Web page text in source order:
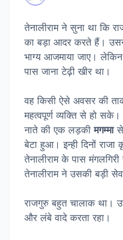
तेनालीराम ने सुना था कि
का बड़ा आदर करते हैं।
भाग्य आजमाया जाए।
पास जाना टेढ़ी खीर था।
वह किसी ऐसे अवसर की
महत्वपूर्ण व्यक्ति से हो
नाते की एक लड़कीमगम्मासे
बेटा हुआ। इन्ही दिनों राजा
तेनालीराम के पास
तेनालीराम ने उसकी बड़ी
राजगुरु बहुत चालाक था।
और लंबे वादे करता रहा।